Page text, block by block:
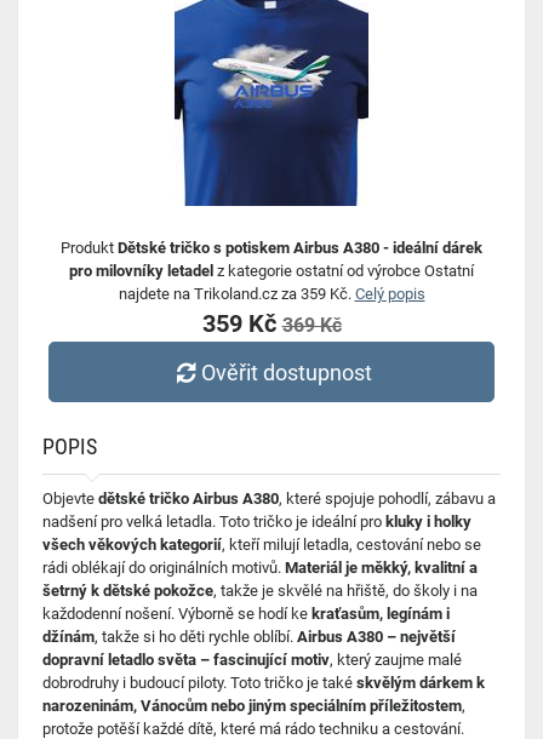
Produkt Dětské tričko s potiskem Airbus A380 - ideální dárek
pro milovníky letadel z kategorie ostatní od výrobce Ostatní
najdete na Trikoland.cz za 359 Kč. Celý popis
359 Kč369 Kč
Ověřit dostupnost
POPIS
Objevte dětské tričko Airbus A380, které spojuje pohodlí, zábavu a
nadšení pro velká letadla. Toto tričko je ideální pro kluky i holky
všech věkových kategorií, kteří milují letadla, cestování nebo se
rádi oblékají do originálních motivů. Materiál je měkký, kvalitní a
šetrný k dětské pokožce, takže je skvělé na hřiště, do školy i na
každodenní nošení. Výborně se hodí ke kraťasům, legínám i
džínám, takže si ho děti rychle oblíbí. Airbus A380 – největší
dopravní letadlo světa – fascinující motiv, který zaujme malé
dobrodruhy i budoucí piloty. Toto tričko je také skvělým dárkem k
narozeninám, Vánocům nebo jiným speciálním příležitostem,
protože potěší každé dítě, které má rádo techniku a cestování.